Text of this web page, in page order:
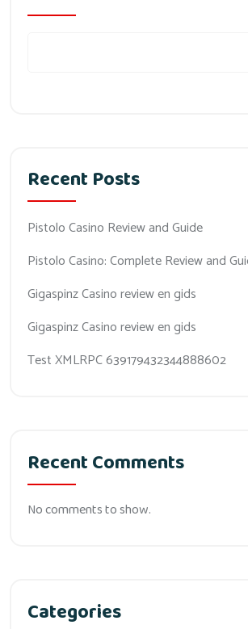
Recent Posts
Pistolo Casino Review and Guide
Pistolo Casino: Complete Review and
Gigaspinz Casino review en gids
Gigaspinz Casino review en gids
Test XMLRPC 639179432344888602
Recent Comments
No comments to show.
Categories